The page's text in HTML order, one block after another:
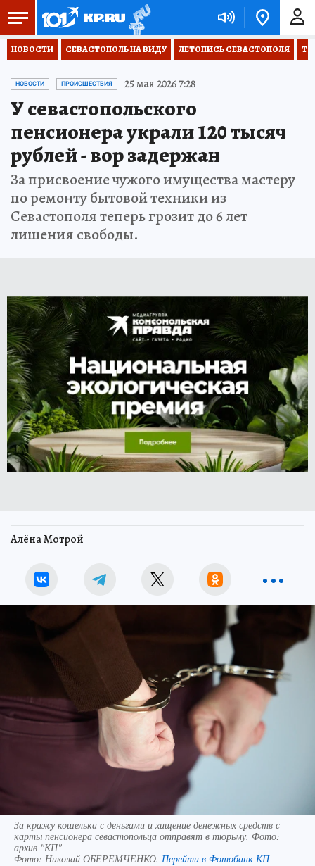
НОВОСТИ СЕВАСТОПОЛЬ НА ВИДУ ЛЕТОПИСЬ СЕВАСТОПОЛЯ
НОВОСТИ ПРОИСШЕСТВИЯ 25 мая 2026 7:28
У севастопольского
пенсионера украли 120 тысяч
рублей - вор задержан
За присвоение чужого имущества мастеру
по ремонту бытовой техники из
Севастополя теперь грозит до 6 лет
лишения свободы.
Алёна Мотрой
За кражу кошелька с деньгами и хищение денежных средств с
карты пенсионера севастопольца отправят в тюрьму. Фото:
архив "КП"
Фото: Николай ОБЕРЕМЧЕНКО. Перейти в Фотобанк КП